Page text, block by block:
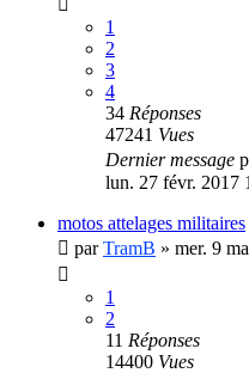
1
2
3
4
34 Réponses
47241 Vues
Dernier message
lun. 27 févr. 2017
motos attelages militaires
parTramB » mer. 9
1
2
11 Réponses
14400 Vues